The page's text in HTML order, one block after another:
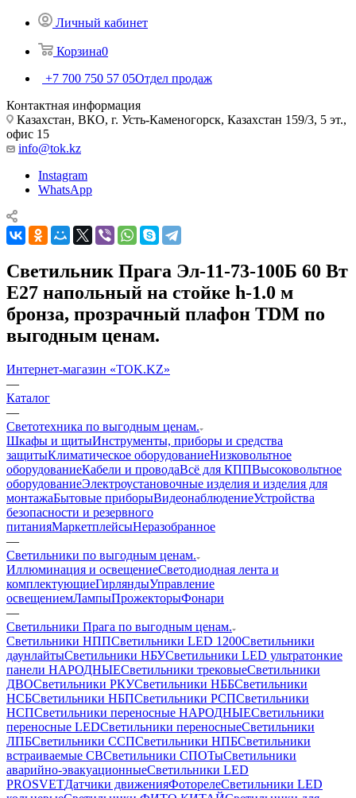
Личный кабинет
Корзина0
+7 700 750 57 05Отдел продаж
Контактная информация
Казахстан, ВКО, г. Усть-Каменогорск, Казахстан 159/3, 5 эт.,
офис 15
info@tok.kz
Instagram
WhatsApp
Светильник Прага Эл-11-73-100Б 60 Вт
Е27 напольный на стойке h-1.0 м
бронза, прозрачный плафон TDM по
выгодным ценам.
Интернет-магазин «TOK.KZ»
—
Каталог
—
Светотехника по выгодным ценам.
Шкафы и щитыИнструменты, приборы и средства
защитыКлиматическое оборудованиеНизковольтное
оборудованиеКабели и проводаВсё для КППВысоковольтное
оборудованиеЭлектроустановочные изделия и изделия для
монтажаБытовые приборыВидеонаблюдениеУстройства
безопасности и резервного
питанияМаркетплейсыНеразобранное
—
Светильники по выгодным ценам.
Иллюминация и освещениеСветодиодная лента и
комплектующиеГирляндыУправление
освещениемЛампыПрожекторыФонари
—
Светильники Прага по выгодным ценам.
Светильники НППСветильники LED 1200Светильники
даунлайтыСветильники НБУСветильники LED ультратонкие
панели НАРОДНЫЕСветильники трековыеСветильники
ДВОСветильники РКУСветильники НББСветильники
НСБСветильники НБПСветильники РСПСветильники
НСПСветильники переносные НАРОДНЫЕСветильники
переносные LEDСветильники переносныеСветильники
ЛПБСветильники ССПСветильники НПБСветильники
встраиваемые СВСветильники СПОТыСветильники
аварийно-эвакуационныеСветильники LED
PROSVETДатчики движенияФоторелеСветильники LED